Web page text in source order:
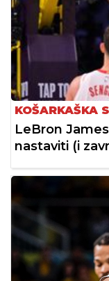
KOŠARKAŠKA
LeBron
nastaviti (i